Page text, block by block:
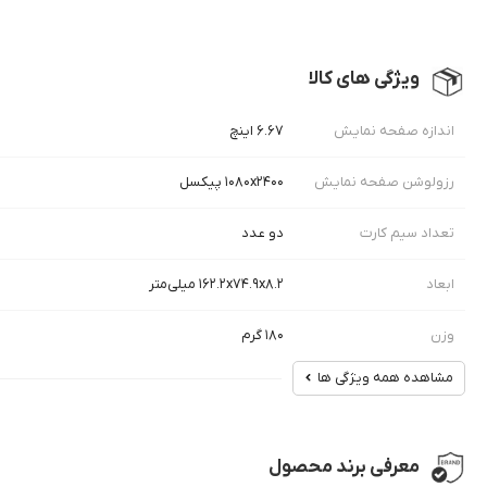
ویژگی های کالا
اندازه صفحه نمایش ۶.۶۷ اینچ
رزولوشن صفحه نمایش ۱۰۸۰x۲۴۰۰ پیکسل
تعداد سیم کارت دو عدد
ابعاد ۱۶۲.۲x۷۴.۹x۸.۲ میلی‌متر
وزن ۱۸۰ گرم
مشاهده همه ویژگی ها
معرفی برند محصول